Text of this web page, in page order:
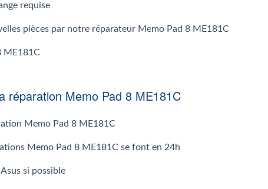
requise
pièces par notre réparateur Memo Pad 8 ME181C
ME181C
réparation Memo Pad 8 ME181C
Memo Pad 8 ME181C
Memo Pad 8 ME181C se font en 24h
si possible